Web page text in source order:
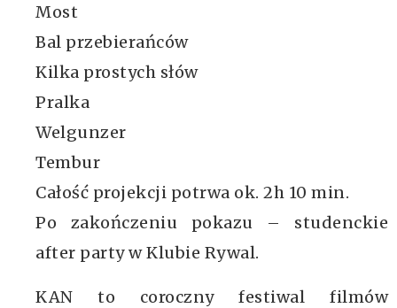
Most
Bal przebierańców
Kilka prostych słów
Pralka
Welgunzer
Tembur
Całość projekcji potrwa ok. 2h 10 min.
Po zakończeniu pokazu – studenckie
after party w Klubie Rywal.
KAN to coroczny festiwal filmów